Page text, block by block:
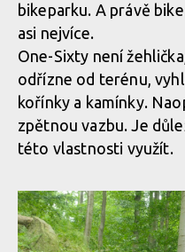
Zadní stavba má o jeden čep
Merida One-Sixty v akci
Merida One-Sixty v akci
Merida One-Sixty v akci
bikeparku. A právě
asi nejvíce.
One-Sixty není
odřízne od terénu,
kořínky a kamínky.
zpětnou vazbu. Je
této vlastnosti využít.